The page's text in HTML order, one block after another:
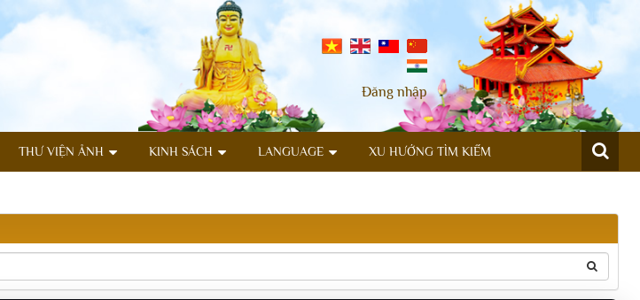
Đăng nhập
THƯ VIỆN ẢNH KINH SÁCH LANGUAGE XU HƯỚNG TÌM KIẾM